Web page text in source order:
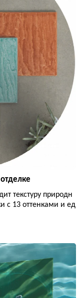
текстуру природн
с 13 оттенками и ед